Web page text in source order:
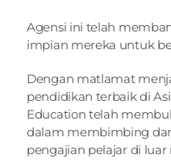
Agensi ini telah
impian mereka untuk
Dengan matlamat
pendidikan terbaik di
Education telah
dalam membimbing
pengajian pelajar di luar